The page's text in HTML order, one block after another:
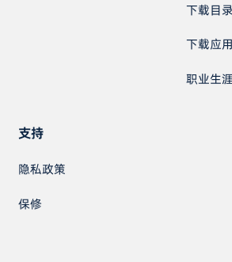
下载目录
下载应
职业生涯
支持
隐私政策
保修